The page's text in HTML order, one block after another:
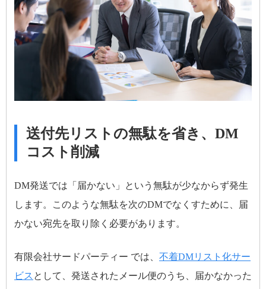
送付先リストの無駄を省き、DM
コスト削減
DM発送では「届かない」という無駄が少なからず発生
します。このような無駄を次のDMでなくすために、届
かない宛先を取り除く必要があります。
有限会社サードパーティー では、 不着DMリスト化サー
ビス として、発送されたメール便のうち、届かなかった